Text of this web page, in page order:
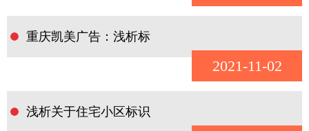
重庆凯美广告：浅析标
2021-11-02
浅析关于住宅小区标识